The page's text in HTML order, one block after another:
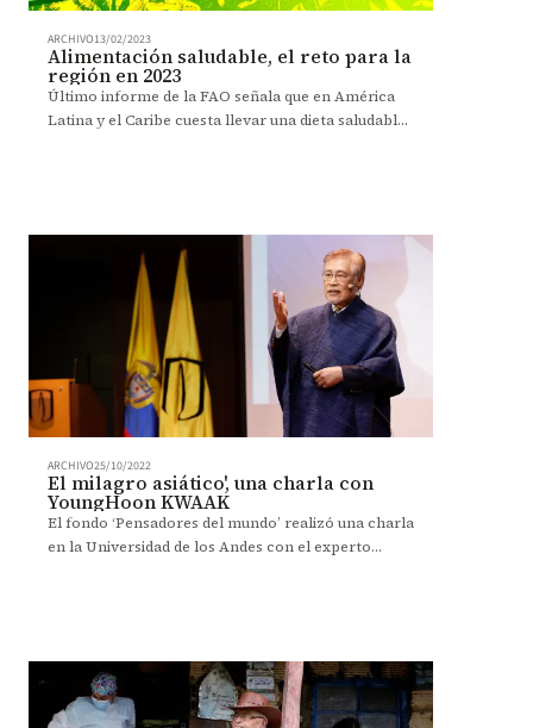
ARCHIVO13/02/2023
Alimentación saludable, el reto para la
región en 2023
Último informe de la FAO señala que en América
Latina y el Caribe cuesta llevar una dieta saludable.
ARCHIVO25/10/2022
El milagro asiático', una charla con
YoungHoon KWAAK
El fondo ‘Pensadores del mundo’ realizó una charla
en la Universidad de los Andes con el experto